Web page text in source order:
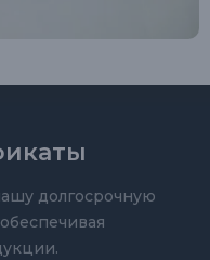
долгосрочную